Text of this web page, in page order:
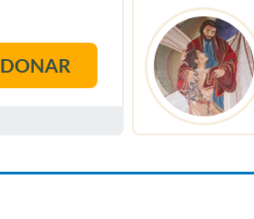
DONAR